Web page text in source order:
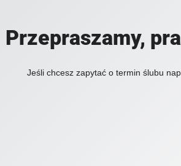
Przepraszamy,
Jeśli chcesz zapytać o termin ślubu